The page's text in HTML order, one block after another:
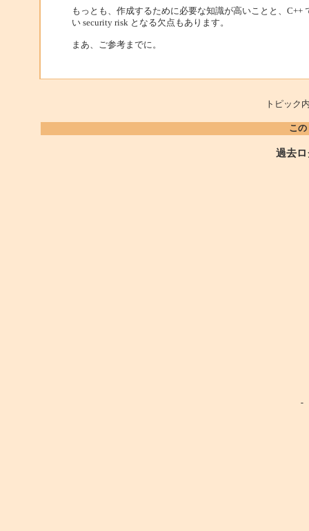
もっとも、作成するために必要な知識が高いことと、
い security risk となる欠点もあります。
まあ、ご参考までに。
トピッ
こ
過去